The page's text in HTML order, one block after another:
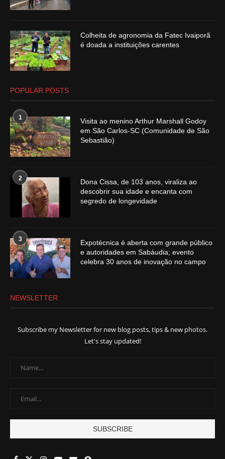
Colheita de agronomia da Fatec Ivaiporã
é doada a instituições carentes
POPULAR POSTS
1
Visita ao menino Arthur Marshall Godoy
em São Carlos-SC (Comunidade de São
Sebastião)
2
Dona Cissa, de 103 anos, viraliza ao
descobrir sua idade e encanta com
segredo de longevidade
3
Expotécnica é aberta com grande público
e autoridades em Sabáudia; evento
celebra 30 anos de inovação no campo
NEWSLETTER
Subscribe my Newsletter for new blog posts, tips & new photos.
Let's stay updated!